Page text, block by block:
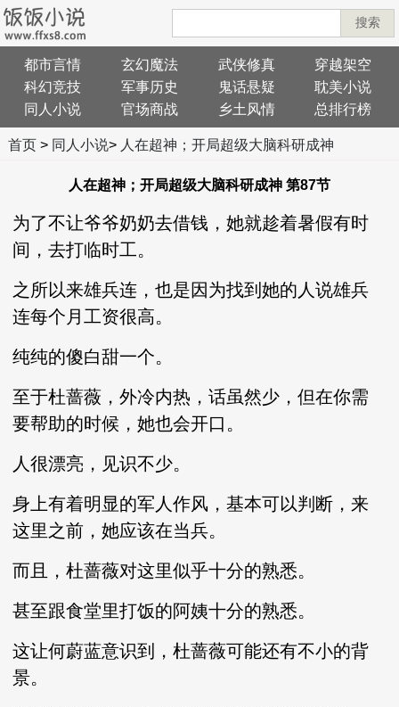
搜索
都市言情 玄幻魔法 武侠修真
穿越架空
科幻竞技
军事历史 鬼话悬疑
耽美小说
同人小说
官场商战 乡土风情 总排行榜
首页> 同人小说> 人在超神；开局超级大脑科研成神
人在超神；开局超级大脑科研成神 第87节
为了不让爷爷奶奶去借钱，她就趁着暑假有时
间，去打临时工。
之所以来雄兵连，也是因为找到她的人说雄兵
连每个月工资很高。
纯纯的傻白甜一个。
至于杜蔷薇，外冷内热，话虽然少，但在你需
要帮助的时候，她也会开口。
人很漂亮，见识不少。
身上有着明显的军人作风，基本可以判断，来
这里之前，她应该在当兵。
而且，杜蔷薇对这里似乎十分的熟悉。
甚至跟食堂里打饭的阿姨十分的熟悉。
这让何蔚蓝意识到，杜蔷薇可能还有不小的背
景。